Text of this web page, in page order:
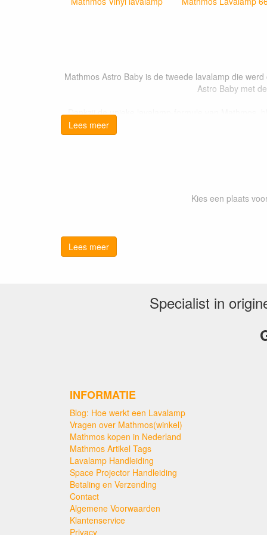
Mathmos Astro Baby is de tweede lavalamp die
Astro Baby met
Dankzij de unieke lavalamp-formule van Mathmos,
Bestel
De Astro Baby Lavalamp biedt een prachtige
Kwaliteit van Mathmos: Mathmos staat bekend om
Bij MathmosWinkel Nederland maken we het
Amsterdam, Rotterdam,
Of je nu een vredige sfeer wilt creëren voor
Lees meer
Kies een plaats
Gebruik een
Druk de twee pinnen van de lamp
Lees meer
Specialist in
INFORMATIE
Blog: Hoe werkt een Lavalamp
Vragen over Mathmos(winkel)
Mathmos kopen in Nederland
Mathmos Artikel Tags
Lavalamp Handleiding
Space Projector Handleiding
Betaling en Verzending
Contact
Algemene Voorwaarden
Klantenservice
Privacy